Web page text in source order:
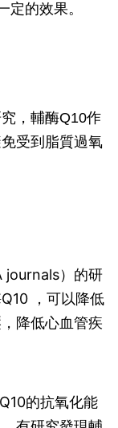
定的效果。
，輔酶Q10作
受到脂質過氧
journals）的研
，可以降低
降低心血管疾
的抗氧化能